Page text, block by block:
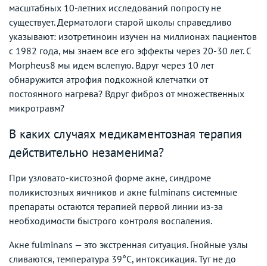
масштабных 10-летних исследований попросту не
существует. Дерматологи старой школы справедливо
указывают: изотретиноин изучен на миллионах пациентов
с 1982 года, мы знаем все его эффекты через 20-30 лет. С
Morpheus8 мы идем вслепую. Вдруг через 10 лет
обнаружится атрофия подкожной клетчатки от
постоянного нагрева? Вдруг фиброз от множественных
микротравм?
В каких случаях медикаментозная терапия
действительно незаменима?
При узловато-кистозной форме акне, синдроме
поликистозных яичников и акне fulminans системные
препараты остаются терапией первой линии из-за
необходимости быстрого контроля воспаления.
Акне fulminans — это экстренная ситуация. Гнойные узлы
сливаются, температура 39°С, интоксикация. Тут не до